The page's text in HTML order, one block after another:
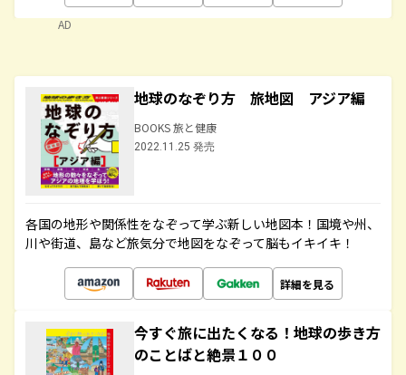
AD
地球のなぞり方 旅地図 アジア編
BOOKS 旅と健康
2022.11.25 発売
各国の地形や関係性をなぞって学ぶ新しい地図本！国境や州、
川や街道、島など旅気分で地図をなぞって脳もイキイキ！
詳細を見る
今すぐ旅に出たくなる！地球の歩き方
のことばと絶景１００